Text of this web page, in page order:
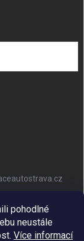
pohodlné
neustále
Více informací